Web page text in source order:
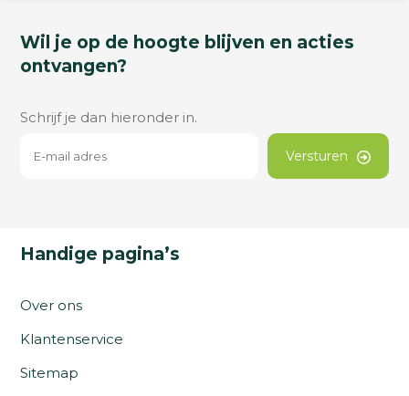
Wil je op de hoogte blijven en acties
ontvangen?
Schrijf je dan hieronder in.
Versturen
Handige pagina’s
Over ons
Klantenservice
Sitemap